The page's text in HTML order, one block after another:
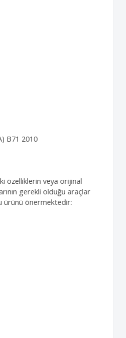
B71 2010
özelliklerin veya orijinal
gerekli olduğu araçlar
ürünü önermektedir: